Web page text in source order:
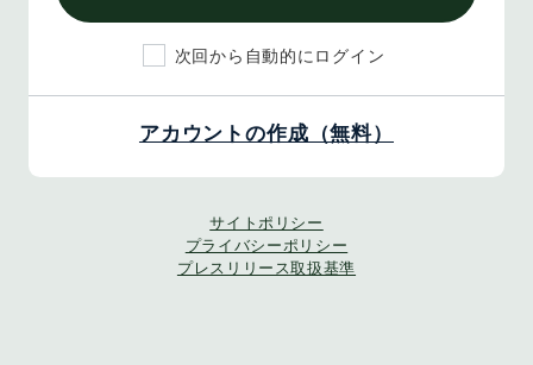
次回から自動的にログイン
アカウントの作成（無料）
サイトポリシー
プライバシーポリシー
プレスリリース取扱基準